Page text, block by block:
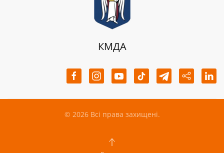
КМДА
© 2026Всі права захищені.